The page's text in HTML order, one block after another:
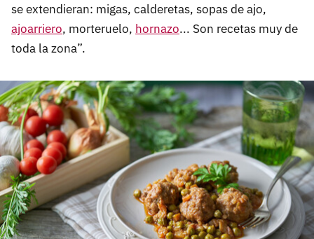
se extendieran: migas, calderetas, sopas de ajo,
ajoarriero, morteruelo, hornazo... Son recetas muy de
toda la zona”.